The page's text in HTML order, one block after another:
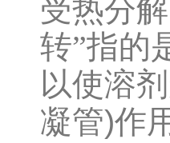
受热分
转”指的
以使溶
凝管)作